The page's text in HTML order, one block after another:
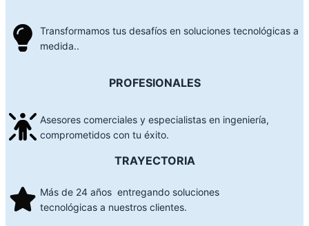
Transformamos tus desafíos en soluciones tecnológicas a
medida..
PROFESIONALES
Asesores comerciales y especialistas en ingeniería,
comprometidos con tu éxito.
TRAYECTORIA
Más de 24 años entregando soluciones
tecnológicas a nuestros clientes.